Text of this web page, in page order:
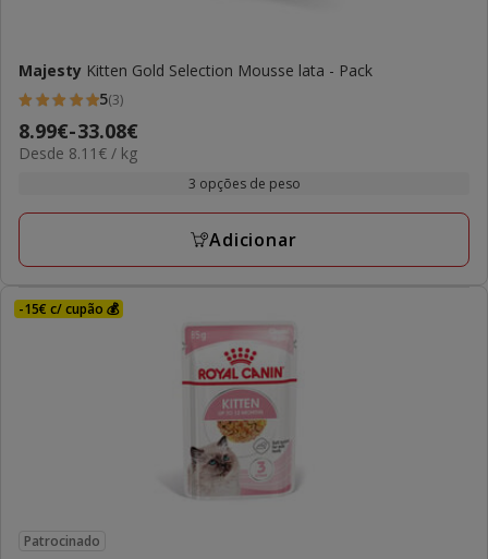
Majesty Kitten Gold Selection Mousse lata - Pack
5
estrelas
com
avaliações
5(3)
Preço
de
a
8.99€-33.08€
8.11€
Desde 8.11€ / kg
3 opções de peso
Adicionar
-15€ c/ cupão 💰
Patrocinado